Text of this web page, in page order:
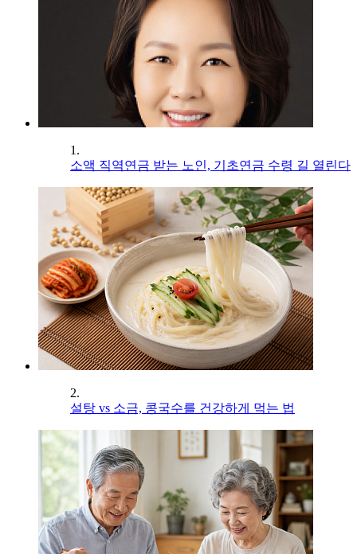
1.
소액 직역연금 받는 노인, 기초연금 수령 길 열린다
2.
설탕 vs 소금, 콩국수를 건강하게 먹는 법